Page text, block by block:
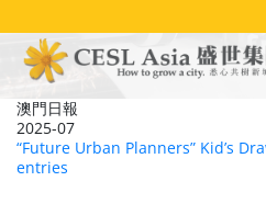
至
澳門日報
2025-07
“Future Urban Planners” Kid’s
entries